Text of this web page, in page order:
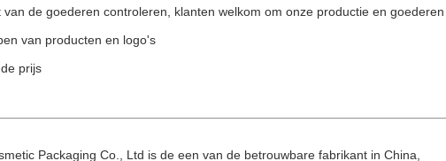
de goederen controleren, klanten welkom om onze productie en
van producten en logo's
prijs
Packaging Co., Ltd is de een van de betrouwbare fabrikant in China,